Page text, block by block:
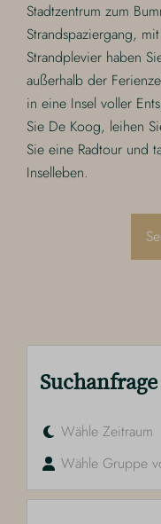
Stadtzentrum zum
Strandspaziergang,
Strandplevier haben
außerhalb der
in eine Insel voller
Sie De Koog, leihen
Sie eine Radtour und
Inselleben.
Suchanfrage
Wähle Zeitraum
Wähle Gruppe